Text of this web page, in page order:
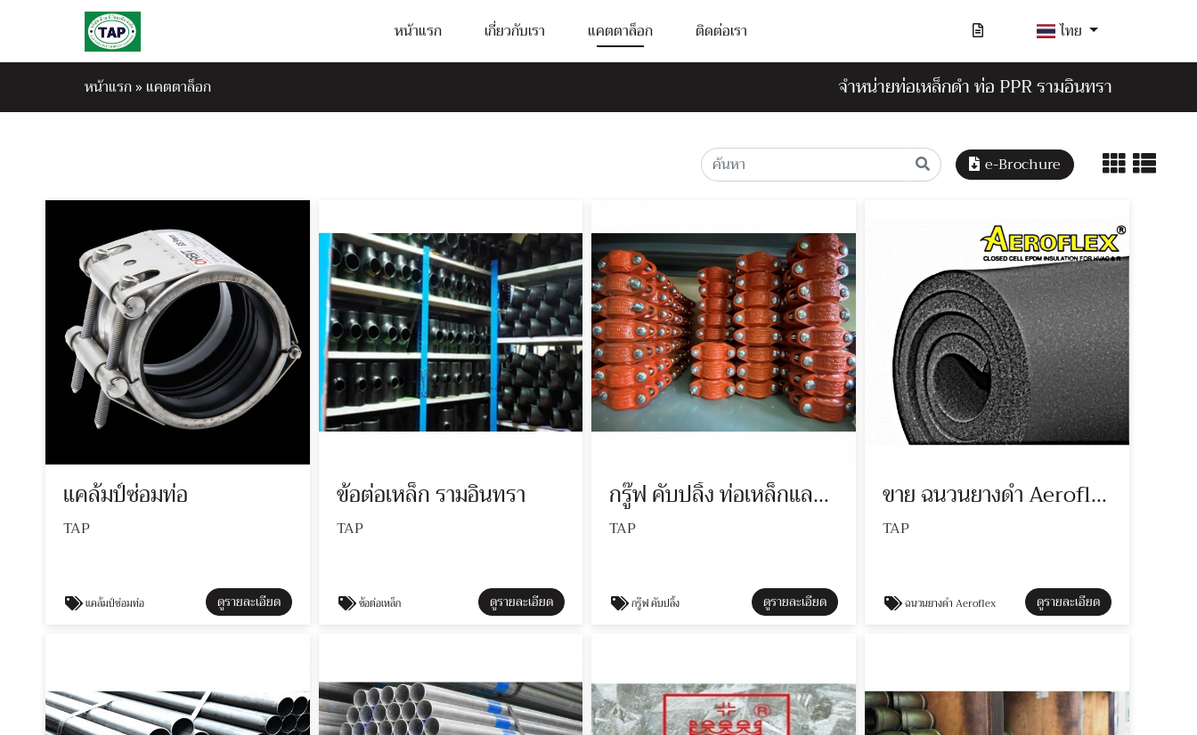
หน้าแรก เกี่ยวกับเรา แคตตาล็อก ติดต่อเรา ไทย
หน้าแรก»แคตตาล็อก จำหน่ายท่อเหล็กดำ ท่อ PPR รามอินทรา
e-Brochure
แคล้มป์ซ่อมท่อ
TAP
แคล้มป์ซ่อมท่อ ดูรายละเอียด
ข้อต่อเหล็ก รามอินทรา
TAP
ข้อต่อเหล็ก ดูรายละเอียด
กรู๊ฟ คับปลิ้ง ท่อเหล็กและท่อดับเพลิง
TAP
กรู๊ฟ คับปลิ้ง ดูรายละเอียด
ขาย ฉนวนยางดำ Aeroflex
TAP
ฉนวนยางดำ Aeroflex ดูรายละเอียด